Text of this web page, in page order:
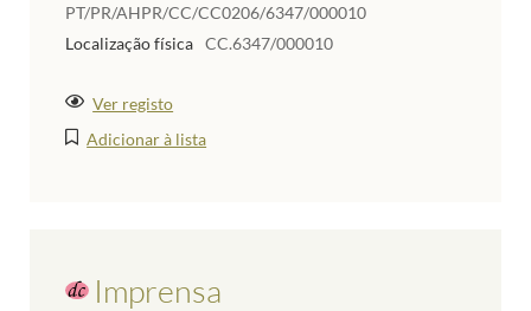
PT/PR/AHPR/CC/CC0206/6347/000010
Localização física CC.6347/000010
Ver registo
Adicionar à lista
Imprensa